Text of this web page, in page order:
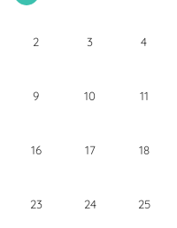
2 3 4
9 10 11
16 17 18
23 24 25